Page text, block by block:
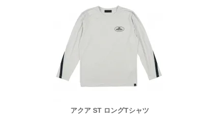
アクア ST ロングTシャツ